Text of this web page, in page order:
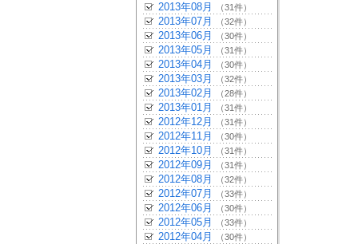
2013年08月 （31件）
2013年07月 （32件）
2013年06月 （30件）
2013年05月 （31件）
2013年04月 （30件）
2013年03月 （32件）
2013年02月 （28件）
2013年01月 （31件）
2012年12月 （31件）
2012年11月 （30件）
2012年10月 （31件）
2012年09月 （31件）
2012年08月 （32件）
2012年07月 （33件）
2012年06月 （30件）
2012年05月 （33件）
2012年04月 （30件）